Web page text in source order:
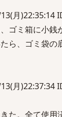
月)22:35:14
ゴミ箱に小銭
ら、ゴミ袋
月)22:37:34
た。全て使用